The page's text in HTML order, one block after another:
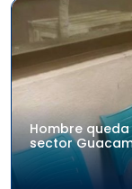
Hombre
sector